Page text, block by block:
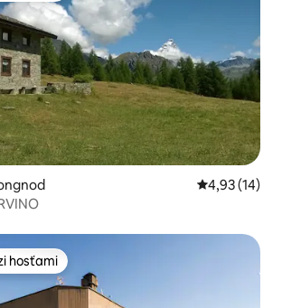
Priemerné
4,93 (14)
hosťami
hosťami